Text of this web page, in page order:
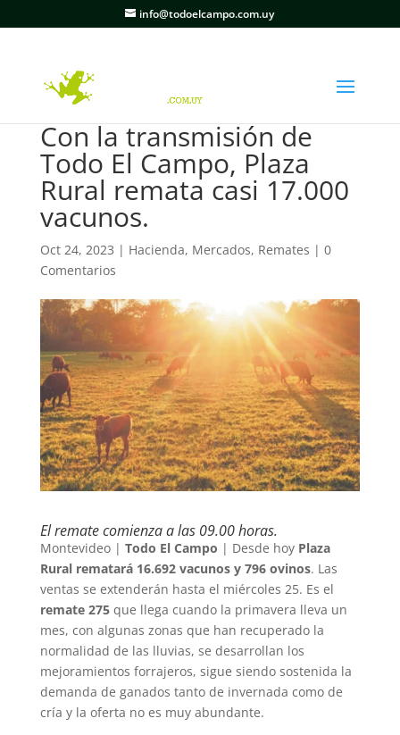
info@todoelcampo.com.uy
Con la transmisión de
Todo El Campo, Plaza
Rural remata casi 17.000
vacunos.
Oct 24, 2023 | Hacienda, Mercados, Remates | 0
Comentarios
El remate comienza a las 09.00 horas.
Montevideo | Todo El Campo | Desde hoy Plaza
Rural rematará 16.692 vacunos y 796 ovinos. Las
ventas se extenderán hasta el miércoles 25. Es el
remate 275que llega cuando la primavera lleva un
mes, con algunas zonas que han recuperado la
normalidad de las lluvias, se desarrollan los
mejoramientos forrajeros, sigue siendo sostenida la
demanda de ganados tanto de invernada como de
cría y la oferta no es muy abundante.